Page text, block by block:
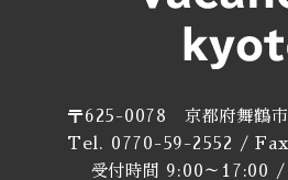
〒625-0078 京都府舞鶴
Tel. 0770-59-2552 /
受付時間 9:00～17:00 /